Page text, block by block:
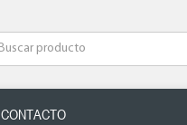
CONTACTO